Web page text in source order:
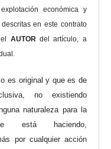
económica y
en este contrato
AUTORdel artículo, a
es original y que es de
no existiendo
naturaleza para la
está haciendo,
por cualquier acción